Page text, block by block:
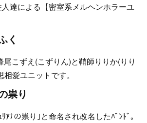
達による【密室系メルヘンホラーユ
く
尾こずえ(こずりん)と鞘師りりか(りり
愛ユニットです。
祟り
ｱﾅの祟り｣と命名され改名したﾊﾞﾝﾄﾞ｡